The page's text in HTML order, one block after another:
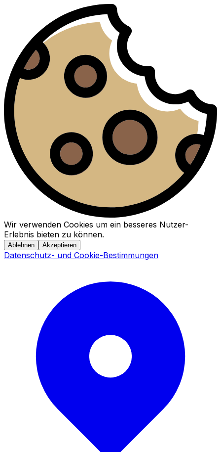
Wir verwenden Cookies um ein besseres Nutzer-
Erlebnis bieten zu können.
Ablehnen Akzeptieren
Datenschutz- und Cookie-Bestimmungen